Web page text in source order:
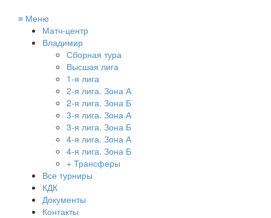
≡ Меню
Матч-центр
Владимир
Сборная тура
Высшая лига
1-я лига
2-я лига. Зона А
2-я лига. Зона Б
3-я лига. Зона А
3-я лига. Зона Б
4-я лига. Зона А
4-я лига. Зона Б
+ Трансферы
Все турниры
КДК
Документы
Контакты